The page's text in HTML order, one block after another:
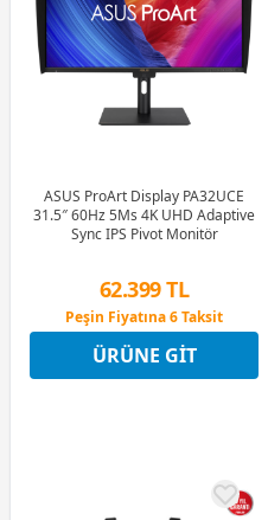
ASUS ProArt Display PA32UCE
31.5″ 60Hz 5Ms 4K UHD Adaptive
Sync IPS Pivot Monitör
62.399 TL
Peşin Fiyatına 6 Taksit
12 Ay x 7.340 TL taksitle
Peşin Fiyatına 6 Taksit
ÜRÜNE GIT